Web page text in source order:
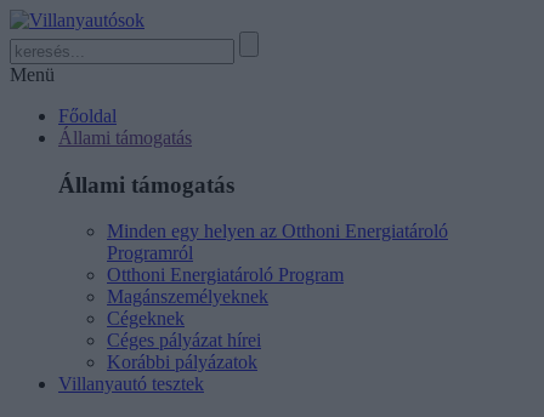
Menü
Főoldal
Állami támogatás
Állami támogatás
Minden egy helyen az Otthoni Energiatároló
Programról
Otthoni Energiatároló Program
Magánszemélyeknek
Cégeknek
Céges pályázat hírei
Korábbi pályázatok
Villanyautó tesztek